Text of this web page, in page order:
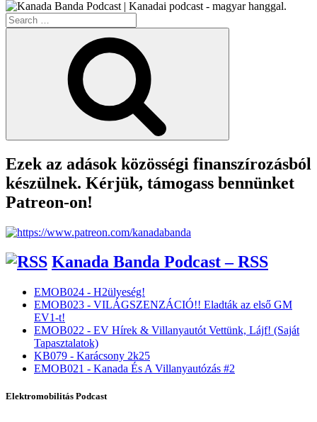
Search
for:
Ezek az adások közösségi finanszírozásból
készülnek. Kérjük, támogass bennünket
Patreon-on!
Kanada Banda Podcast – RSS
EMOB024 - H2ülyeség!
EMOB023 - VILÁGSZENZÁCIÓ!! Eladták az első GM
EV1-t!
EMOB022 - EV Hírek & Villanyautót Vettünk, Lájf! (Saját
Tapasztalatok)
KB079 - Karácsony 2k25
EMOB021 - Kanada És A Villanyautózás #2
Elektromobilitás Podcast